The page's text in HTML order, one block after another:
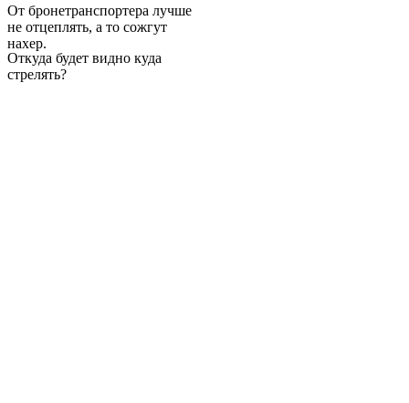
От бронетранспортера лучше
не отцеплять, а то сожгут
нахер.
Откуда будет видно куда
стрелять?